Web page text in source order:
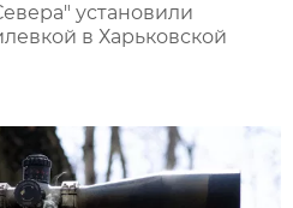
установили
в Харьковской